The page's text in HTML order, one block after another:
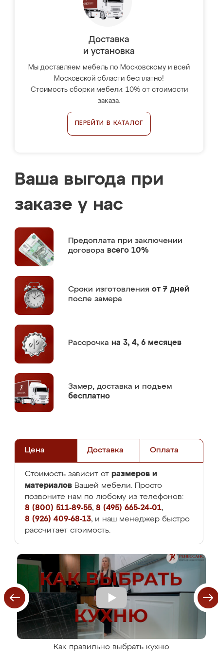
Доставка
и установка
Мы доставляем мебель по Московскому и всей
Московской области бесплатно!
Стоимость сборки мебели: 10% от стоимости
заказа.
ПЕРЕЙТИ В КАТАЛОГ
Ваша выгода при
заказе у нас
Предоплата при заключении
договора всего 10%
Сроки изготовления от 7 дней
после замера
Рассрочка на 3, 4, 6 месяцев
Замер, доставка и подъем
бесплатно
Цена Доставка Оплата
Стоимость зависит от размеров и
материалов Вашей мебели. Просто
позвоните нам по любому из телефонов:
8 (800) 511-89-55, 8 (495) 665-24-01,
8 (926) 409-68-13, и наш менеджер быстро
рассчитает стоимость.
Как правильно выбрать кухню